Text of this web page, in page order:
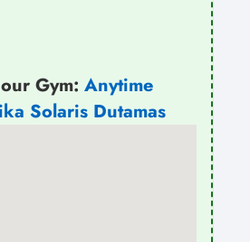
Gym: Anytime
Solaris Dutamas